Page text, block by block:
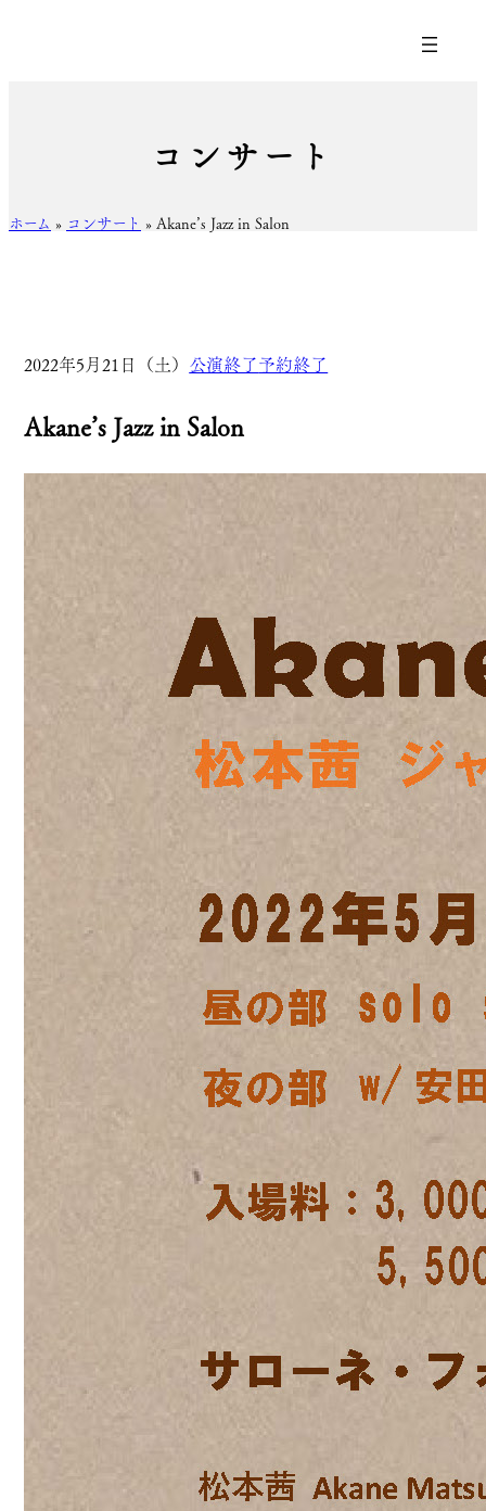
コンサート
ホーム » コンサート » Akane’s Jazz in Salon
2022年5月21日（土） 公演終了予約終了
Akane’s Jazz in Salon